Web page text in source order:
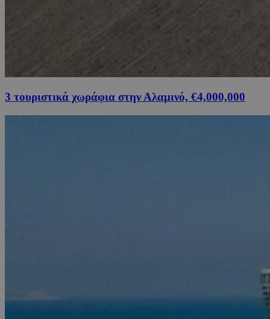
3 τουριστικά χωράφια στην Αλαμινό, €4,000,000